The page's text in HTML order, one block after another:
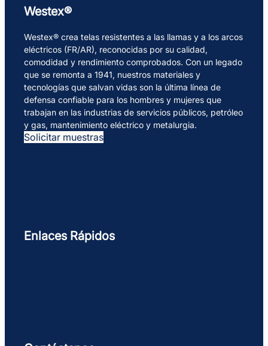
Westex®
Westex® crea telas resistentes a las llamas y a los arcos
eléctricos (FR/AR), reconocidas por su calidad,
comodidad y rendimiento comprobados. Con un legado
que se remonta a 1941, nuestros materiales y
tecnologías que salvan vidas son la última línea de
defensa confiable para los hombres y mujeres que
trabajan en las industrias de servicios públicos, petróleo
y gas, mantenimiento eléctrico y metalurgia.
Solicitar muestras
Enlaces Rápidos